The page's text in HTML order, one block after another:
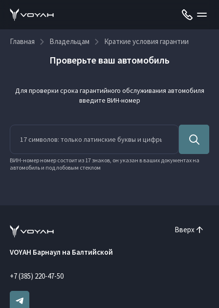
Главная Владельцам Краткие условия гарантии
Проверьте ваш автомобиль
Для проверки срока гарантийного обслуживания автомобиля
введите ВИН-номер
ВИН-номер номер состоит из 17 знаков, он указан в ваших документах на
автомобиль и под лобовым стеклом
Вверх
VOYAH Барнаул на Балтийской
+7 (385) 220-47-50